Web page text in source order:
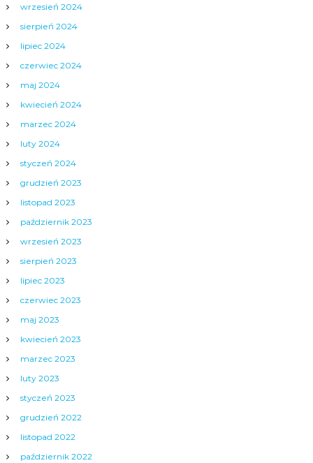
wrzesień 2024
sierpień 2024
lipiec 2024
czerwiec 2024
maj 2024
kwiecień 2024
marzec 2024
luty 2024
styczeń 2024
grudzień 2023
listopad 2023
październik 2023
wrzesień 2023
sierpień 2023
lipiec 2023
czerwiec 2023
maj 2023
kwiecień 2023
marzec 2023
luty 2023
styczeń 2023
grudzień 2022
listopad 2022
październik 2022